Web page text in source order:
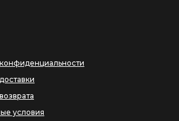
условия